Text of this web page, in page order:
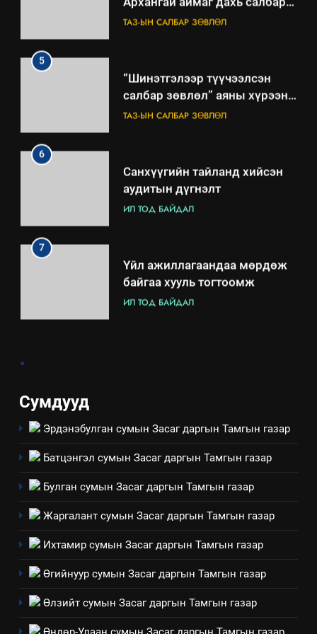
зөвлөлийн 2025 оны үйл
ТАЗ-ЫН САЛБАР ЗӨВЛӨЛ
5
“Шинэтгэлээр түүчээлсэн
салбар зөвлөл” аяны хүрээнд
зохион байгуулах арга
ТАЗ-ЫН САЛБАР ЗӨВЛӨЛ
6
Санхүүгийн тайланд хийсэн
аудитын дүгнэлт
ИЛ ТОД БАЙДАЛ
7
Үйл ажиллагаандаа мөрдөж
байгаа хууль тогтоомж
ИЛ ТОД БАЙДАЛ
технологийн хүн, мал, амьтны
үзүүлэх буюу үзүүлж байгаа
мэдээлэл
1
долоо хоног-2025
НЭЭЛТТЭЙ ЗАСГИЙН ТҮНШЛЭЛ
“БИД ИРГЭДЭЭ СОНСОЖ,
БАЙГУУЛНА
ЗАР ТАЗ-ЫН САЛБАР ЗӨВЛӨЛ
.
Сумдууд
Эрдэнэбулган сумын Засаг даргын Тамгын газар
Батцэнгэл сумын Засаг даргын Тамгын газар
Булган сумын Засаг даргын Тамгын газар
Жаргалант сумын Засаг даргын Тамгын газар
Ихтамир сумын Засаг даргын Тамгын газар
Өгийнуур сумын Засаг даргын Тамгын газар
Өлзийт сумын Засаг даргын Тамгын газар